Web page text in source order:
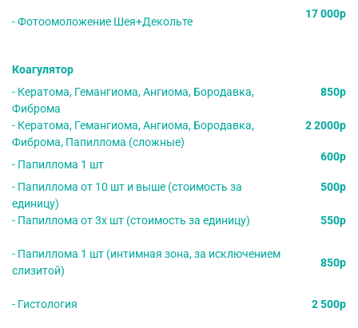
- Фотоомоложение Шея+Декольте
17 000р
Коагулятор
- Кератома, Гемангиома, Ангиома, Бородавка,
Фиброма
850р
- Кератома, Гемангиома, Ангиома, Бородавка,
Фиброма, Папиллома (сложные)
2 2000р
- Папиллома 1 шт
600р
- Папиллома от 10 шт и выше (стоимость за
единицу)
500р
- Папиллома от 3х шт (стоимость за единицу) 550р
- Папиллома 1 шт (интимная зона, за исключением
слизитой)
850р
- Гистология 2 500р